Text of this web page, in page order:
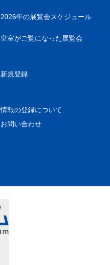
2026年の展覧会スケジュール
皇室がご覧になった展覧会
新規登録
情報の登録について
お問い合わせ